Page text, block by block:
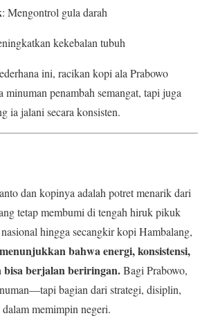
: Mengontrol gula darah
kekebalan tubuh
ini, racikan kopi ala Prabowo
minuman penambah semangat, tapi juga
ia jalani secara konsisten.
dan kopinya adalah potret menarik dari
tetap membumi di tengah hiruk pikuk
hingga secangkir kopi Hambalang,
menunjukkan bahwa energi, konsistensi,
bisa berjalan beriringan.Bagi Prabowo,
bagian dari strategi, disiplin,
memimpin negeri.